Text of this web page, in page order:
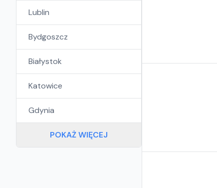
Lublin
Bydgoszcz
Białystok
Katowice
Gdynia
POKAŻ WIĘCEJ